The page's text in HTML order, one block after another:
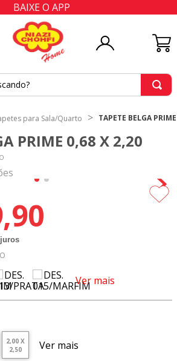
BAIXE O APP
para Sala/Quarto TAPETE BELGA
PRIME 0,68 X 2,20
,90
Ver mais
2,00 X
2,50
Ver mais